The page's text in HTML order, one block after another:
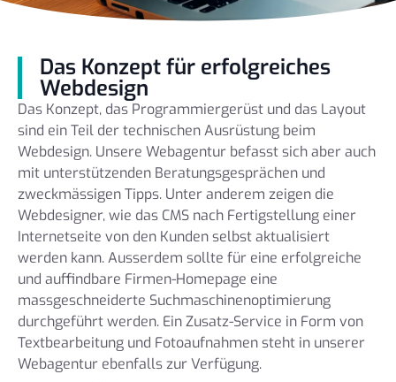
Das Konzept für erfolgreiches
Webdesign
Das Konzept, das Programmiergerüst und das Layout
sind ein Teil der technischen Ausrüstung beim
Webdesign. Unsere Webagentur befasst sich aber auch
mit unterstützenden Beratungsgesprächen und
zweckmässigen Tipps. Unter anderem zeigen die
Webdesigner, wie das CMS nach Fertigstellung einer
Internetseite von den Kunden selbst aktualisiert
werden kann. Ausserdem sollte für eine erfolgreiche
und auffindbare Firmen-Homepage eine
massgeschneiderte Suchmaschinenoptimierung
durchgeführt werden. Ein Zusatz-Service in Form von
Textbearbeitung und Fotoaufnahmen steht in unserer
Webagentur ebenfalls zur Verfügung.